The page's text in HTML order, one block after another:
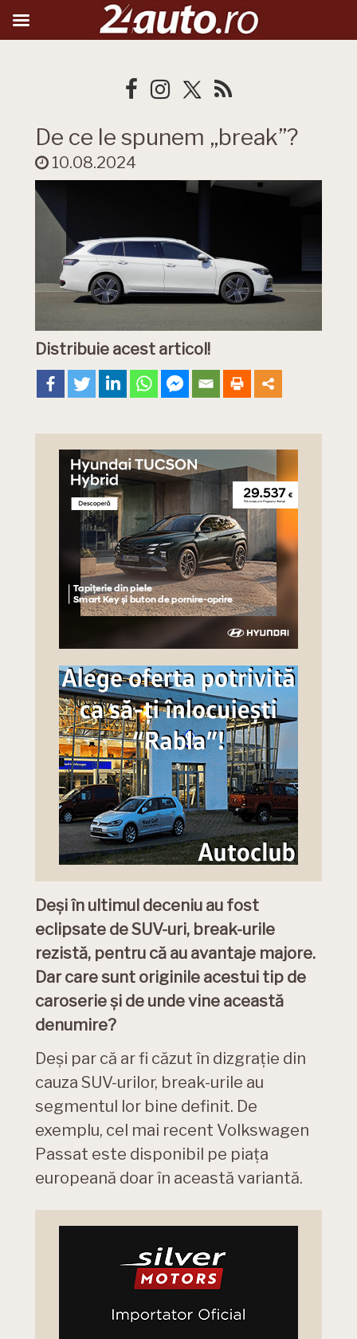
De ce le spunem „break”?
10.08.2024
Distribuie acest articol!
Deși în ultimul deceniu au fost
eclipsate de SUV-uri, break-urile
rezistă, pentru că au avantaje majore.
Dar care sunt originile acestui tip de
caroserie și de unde vine această
denumire?
Deși par că ar fi căzut în dizgrație din
cauza SUV-urilor, break-urile au
segmentul lor bine definit. De
exemplu, cel mai recent Volkswagen
Passat este disponibil pe piața
europeană doar în această variantă.